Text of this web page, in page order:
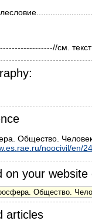
см.
Общество.
noocivil/en/
on your website
articles